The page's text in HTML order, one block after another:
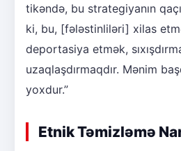
tikəndə, bu strategiyanın
ki, bu, [fələstinliləri] xilas
deportasiya etmək,
uzaqlaşdırmaqdır. Mənim
yoxdur.”
Etnik Təmizləmə